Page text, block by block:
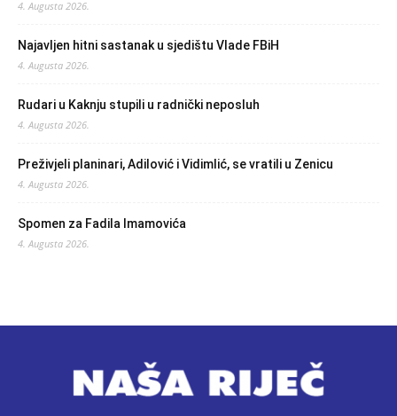
4. Augusta 2026.
Najavljen hitni sastanak u sjedištu Vlade FBiH
4. Augusta 2026.
Rudari u Kaknju stupili u radnički neposluh
4. Augusta 2026.
Preživjeli planinari, Adilović i Vidimlić, se vratili u Zenicu
4. Augusta 2026.
Spomen za Fadila Imamovića
4. Augusta 2026.